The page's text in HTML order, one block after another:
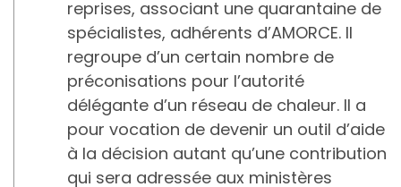
reprises, associant une quarantaine de
spécialistes, adhérents d’AMORCE. Il
regroupe d’un certain nombre de
préconisations pour l’autorité
délégante d’un réseau de chaleur. Il a
pour vocation de devenir un outil d’aide
à la décision autant qu’une contribution
qui sera adressée aux ministères